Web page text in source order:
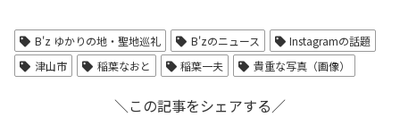
B'z ゆかりの地・聖地巡礼 B'zのニュース
Instagramの話題
津山市
稲葉なおと 稲葉一夫 貴重な写真（画像）
＼この記事をシェアする／